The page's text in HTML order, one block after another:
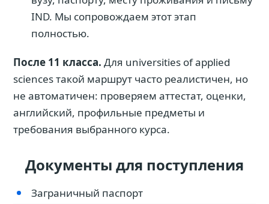
IND. Мы сопровождаем этот этап
полностью.
После 11 класса. Для universities of applied
sciences такой маршрут часто реалистичен, но
не автоматичен: проверяем аттестат, оценки,
английский, профильные предметы и
требования выбранного курса.
Документы для поступления
Заграничный паспорт